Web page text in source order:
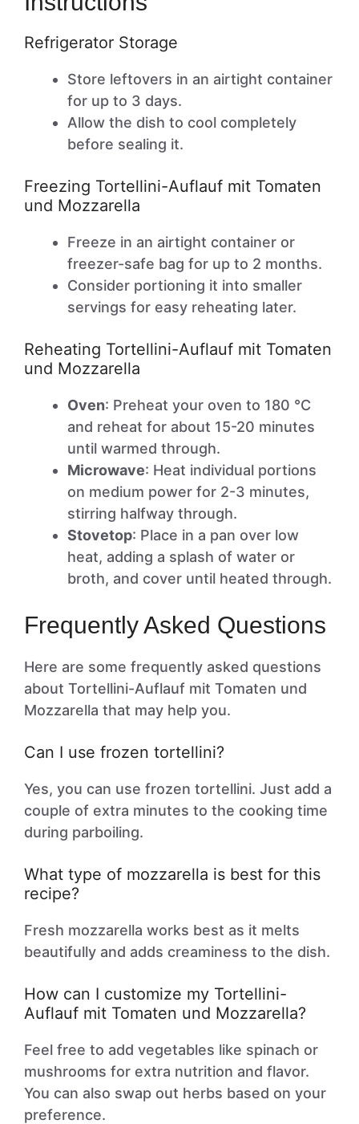
Refrigerator Storage
Store leftovers in an airtight container
for up to 3 days.
Allow the dish to cool completely
before sealing it.
Freezing Tortellini-Auflauf mit Tomaten
und Mozzarella
Freeze in an airtight container or
freezer-safe bag for up to 2 months.
Consider portioning it into smaller
servings for easy reheating later.
Reheating Tortellini-Auflauf mit Tomaten
und Mozzarella
Oven: Preheat your oven to 180 °C
and reheat for about 15-20 minutes
until warmed through.
Microwave: Heat individual portions
on medium power for 2-3 minutes,
stirring halfway through.
Stovetop: Place in a pan over low
heat, adding a splash of water or
broth, and cover until heated through.
Frequently Asked Questions
Here are some frequently asked questions
about Tortellini-Auflauf mit Tomaten und
Mozzarella that may help you.
Can I use frozen tortellini?
Yes, you can use frozen tortellini. Just add a
couple of extra minutes to the cooking time
during parboiling.
What type of mozzarella is best for this
recipe?
Fresh mozzarella works best as it melts
beautifully and adds creaminess to the dish.
How can I customize my Tortellini-
Auflauf mit Tomaten und Mozzarella?
Feel free to add vegetables like spinach or
mushrooms for extra nutrition and flavor.
You can also swap out herbs based on your
preference.